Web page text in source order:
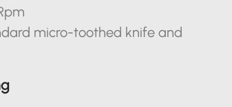
micro-toothed knife and